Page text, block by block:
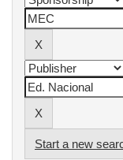
Start a new